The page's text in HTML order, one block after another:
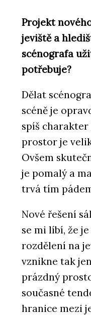
Projekt
jeviště a
scénografa
potřebuje?
Dělat
scéně je
spíš
prostor je
Ovšem
je pomalý a
trvá tím
Nové řešení
se mi líbí, že
rozdělení na
vznikne tak
prázdný
současné
hranice mezi